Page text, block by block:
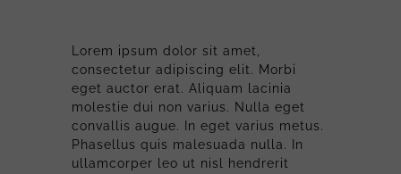
Lorem ipsum dolor sit amet,
consectetur adipiscing elit. Morbi
eget auctor erat. Aliquam lacinia
molestie dui non varius. Nulla eget
convallis augue. In eget varius metus.
Phasellus quis malesuada nulla. In
ullamcorper leo ut nisl hendrerit